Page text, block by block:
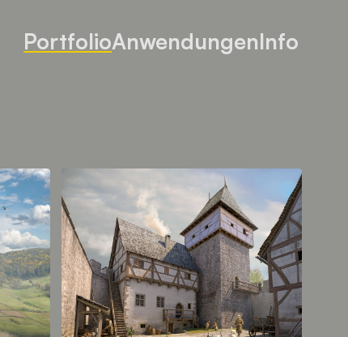
PortfolioAnwendungenInfo